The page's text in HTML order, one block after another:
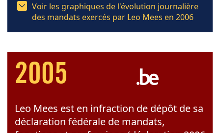
Voir les graphiques de l'évolution journalière
des mandats exercés par Leo Mees en 2006
2005
Leo Mees est en infraction de dépôt de sa
déclaration fédérale de mandats,